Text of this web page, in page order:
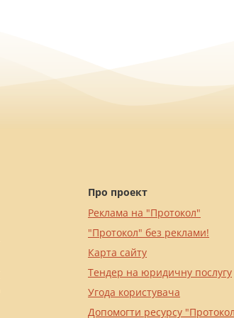
Про проект
Реклама на "Протокол"
"Протокол" без реклами!
Карта сайту
Тендер на юридичну послугу
Угода користувача
Допомогти ресурсу